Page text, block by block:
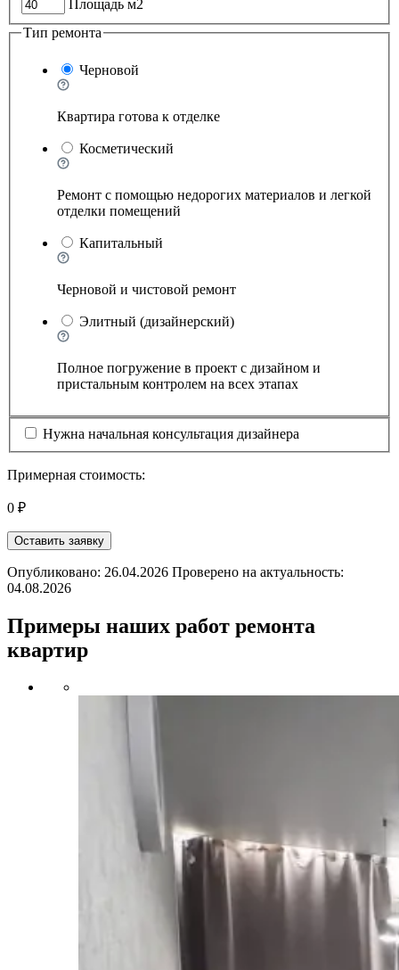
Площадь м2
Тип ремонта
Черновой
Квартира готова к отделке
Косметический
Ремонт с помощью недорогих материалов и легкой
отделки помещений
Капитальный
Черновой и чистовой ремонт
Элитный (дизайнерский)
Полное погружение в проект с дизайном и
пристальным контролем на всех этапах
Нужна начальная консультация дизайнера
Примерная стоимость:
0 ₽
Оставить заявку
Опубликовано: 26.04.2026 Проверено на актуальность:
04.08.2026
Примеры наших работ ремонта
квартир